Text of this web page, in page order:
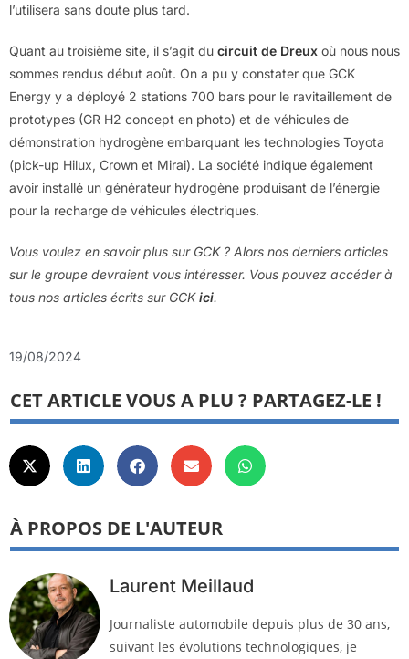
l’utilisera sans doute plus tard.
Quant au troisième site, il s’agit du circuit de Dreux où nous nous
sommes rendus début août. On a pu y constater que GCK
Energy y a déployé 2 stations 700 bars pour le ravitaillement de
prototypes (GR H2 concept en photo) et de véhicules de
démonstration hydrogène embarquant les technologies Toyota
(pick-up Hilux, Crown et Mirai). La société indique également
avoir installé un générateur hydrogène produisant de l’énergie
pour la recharge de véhicules électriques.
Vous voulez en savoir plus sur GCK ? Alors nos derniers articles
sur le groupe devraient vous intéresser. Vous pouvez accéder à
tous nos articles écrits sur GCKici.
19/08/2024
CET ARTICLE VOUS A PLU ? PARTAGEZ-LE !
À PROPOS DE L'AUTEUR
Laurent Meillaud
Journaliste automobile depuis plus de 30 ans,
suivant les évolutions technologiques, je